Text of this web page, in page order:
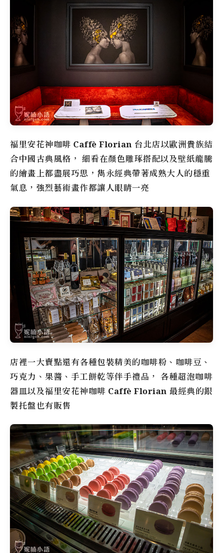
福里安花神咖啡 Caffè Florian 台北店以歐洲貴族結
合中國古典風格， 細看在顏色雕琢搭配以及壁紙龍騰
的繪畫上都盡展巧思，雋永經典帶著成熟大人的穩重
氣息，強烈藝術畫作都讓人眼睛一亮
店裡一大賣點還有各種包裝精美的咖啡粉、咖啡豆、
巧克力、果醬、手工餅乾等伴手禮品， 各種超泡咖啡
器皿以及福里安花神咖啡 Caffè Florian 最經典的銀
製托盤也有販售